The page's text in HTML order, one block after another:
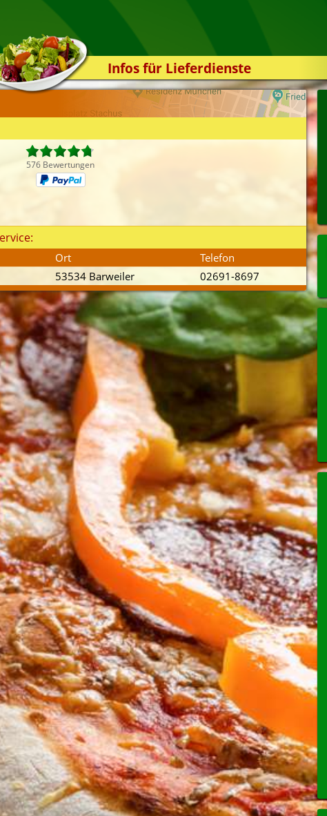
Infos für Lieferdienste
Kassensystem
Zuverlässigkeit
Kontakt
576 Bewertungen
Ort
Telefon
53534 Barweiler 02691-8697